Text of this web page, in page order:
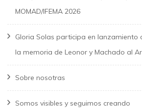
MOMAD/IFEMA 2026
Gloria Solas participa en lanzamiento
la memoria de Leonor y Machado al
Sobre nosotras
Somos visibles y seguimos creando